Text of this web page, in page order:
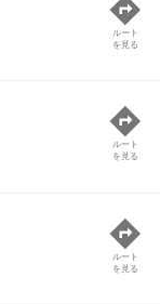
ルート
を見る
ルート
を見る
ルート
を見る